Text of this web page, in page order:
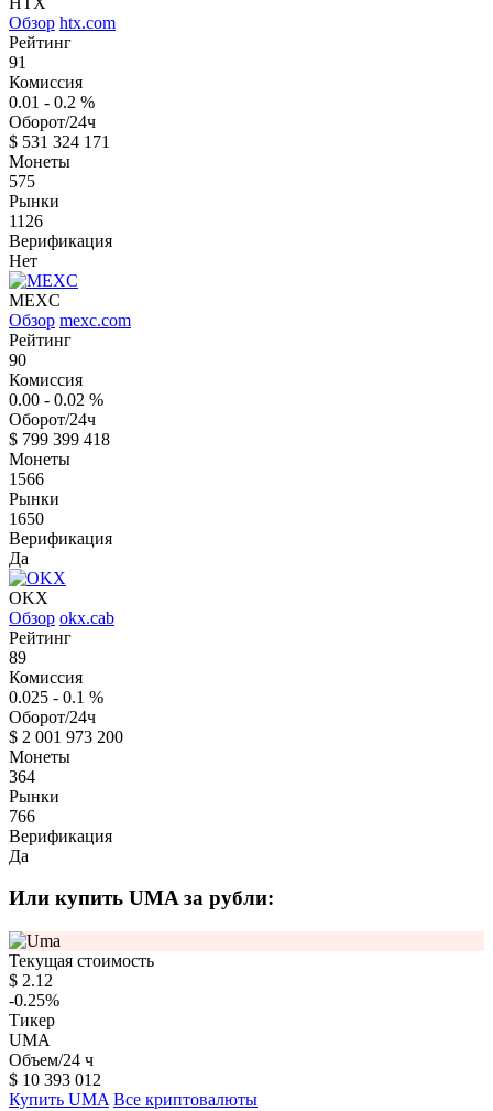
Обзор htx.com
Рейтинг
91
Комиссия
0.01 - 0.2 %
Оборот/24ч
$ 531 324 171
Монеты
575
Рынки
1126
Верификация
Нет
MEXC
Обзор mexc.com
Рейтинг
90
Комиссия
0.00 - 0.02 %
Оборот/24ч
$ 799 399 418
Монеты
1566
Рынки
1650
Верификация
Да
OKX
Обзор okx.cab
Рейтинг
89
Комиссия
0.025 - 0.1 %
Оборот/24ч
$ 2 001 973 200
Монеты
364
Рынки
766
Верификация
Да
Или купить UMA за рубли:
Текущая стоимость
$ 2.12
-0.25%
Тикер
UMA
Объем/24 ч
$ 10 393 012
Купить UMA Все криптовалюты